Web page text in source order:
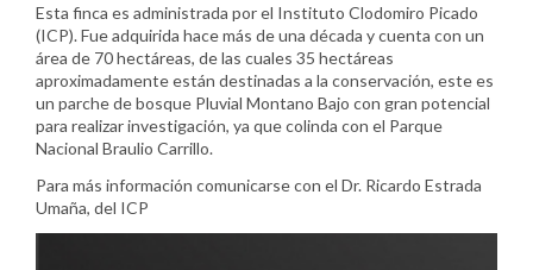
Esta finca es administrada por el Instituto Clodomiro Picado
(ICP). Fue adquirida hace más de una década y cuenta con un
área de 70 hectáreas, de las cuales 35 hectáreas
aproximadamente están destinadas a la conservación, este es
un parche de bosque Pluvial Montano Bajo con gran potencial
para realizar investigación, ya que colinda con el Parque
Nacional Braulio Carrillo.
Para más información comunicarse con el Dr. Ricardo Estrada
Umaña, del ICP